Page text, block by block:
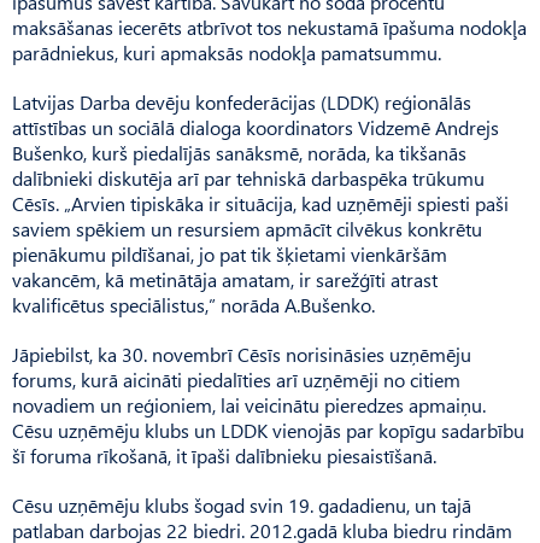
maksāšanas iecerēts atbrīvot tos nekustamā īpašuma nodokļa
parādniekus, kuri apmaksās nodokļa pamatsummu.
Latvijas Darba devēju konfederācijas (LDDK) reģionālās
attīstības un sociālā dialoga koordinators Vidzemē Andrejs
Bušenko, kurš piedalījās sanāksmē, norāda, ka tikšanās
dalībnieki diskutēja arī par tehniskā darbaspēka trūkumu
Cēsīs. „Arvien tipiskāka ir situācija, kad uzņēmēji spiesti paši
saviem spēkiem un resursiem apmācīt cilvēkus konkrētu
pienākumu pildīšanai, jo pat tik šķietami vienkāršām
vakancēm, kā metinātāja amatam, ir sarežģīti atrast
kvalificētus speciālistus,” norāda A.Bušenko.
Jāpiebilst, ka 30. novembrī Cēsīs norisināsies uzņēmēju
forums, kurā aicināti piedalīties arī uzņēmēji no citiem
novadiem un reģioniem, lai veicinātu pieredzes apmaiņu.
Cēsu uzņēmēju klubs un LDDK vienojās par kopīgu sadarbību
šī foruma rīkošanā, it īpaši dalībnieku piesaistīšanā.
Cēsu uzņēmēju klubs šogad svin 19. gadadienu, un tajā
patlaban darbojas 22 biedri. 2012.gadā kluba biedru rindām